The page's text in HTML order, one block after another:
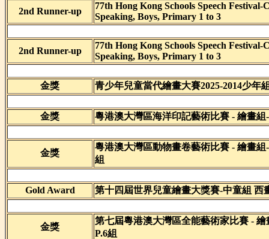
2nd Runner-up
77th Hong Kong Schools Speech Festival-
Speaking, Boys, Primary 1 to 3
2nd Runner-up
77th Hong Kong Schools Speech Festival-
Speaking, Boys, Primary 1 to 3
金獎 青少年兒童當代繪畫大賽2025-2014少年
金獎 粵港澳大灣區海洋印記藝術比賽 - 繪畫組
金獎
粵港澳大灣區動物畫卷藝術比賽 - 繪畫組
組
Gold Award 第十四屆世界兒童繪畫大獎賽-中童組 西
金獎
第七屆粵港澳大灣區全能藝術家比賽 - 繪
P.6組